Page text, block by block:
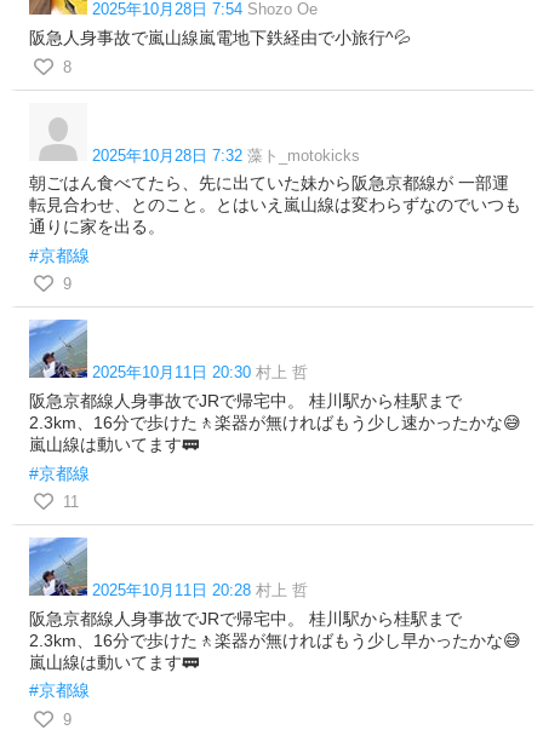
2025年10月28日 7:54 Shozo Oe
阪急人身事故で嵐山線嵐電地下鉄経由で小旅行^💦
8
2025年10月28日 7:32 藻ト_motokicks
朝ごはん食べてたら、先に出ていた妹から阪急京都線が 一部運
転見合わせ、とのこと。とはいえ嵐山線は変わらずなのでいつも
通りに家を出る。
#京都線
9
2025年10月11日 20:30 村上 哲
阪急京都線人身事故でJRで帰宅中。 桂川駅から桂駅まで
2.3km、16分で歩けた🚶楽器が無ければもう少し速かったかな😅
嵐山線は動いてます🚃
#京都線
11
2025年10月11日 20:28 村上 哲
阪急京都線人身事故でJRで帰宅中。 桂川駅から桂駅まで
2.3km、16分で歩けた🚶楽器が無ければもう少し早かったかな😅
嵐山線は動いてます🚃
#京都線
9